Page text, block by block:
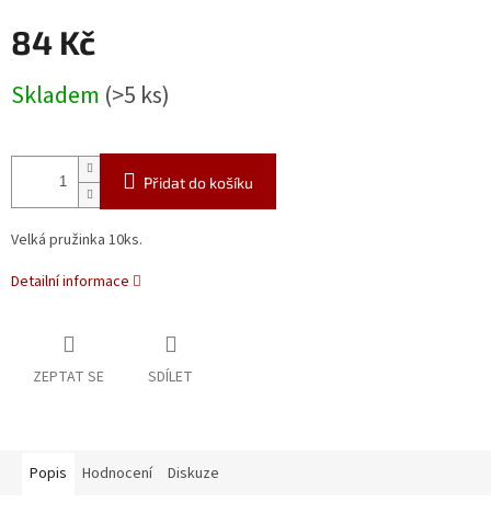
84 Kč
cena:
Skladem (>5 ks)
Přidat do košíku
Velká pružinka 10ks.
Detailní informace
ZEPTAT SE SDÍLET
Popis Hodnocení Diskuze